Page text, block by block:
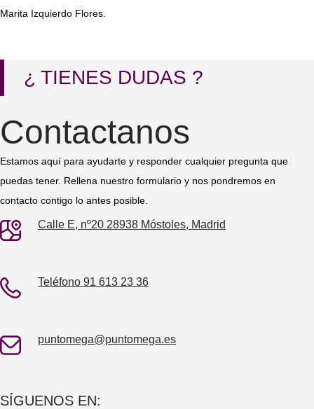
Marita Izquierdo Flores.
¿ TIENES DUDAS ?
Contactanos
Estamos aquí para ayudarte y responder cualquier pregunta que
puedas tener. Rellena nuestro formulario y nos pondremos en
contacto contigo lo antes posible.
Calle E, nº20 28938 Móstoles, Madrid
Teléfono 91 613 23 36
puntomega@puntomega.es
SÍGUENOS EN: